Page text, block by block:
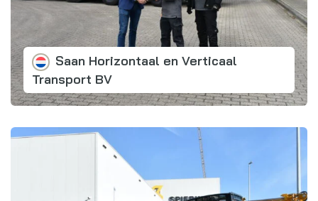
Saan Horizontaal en Verticaal
Transport BV